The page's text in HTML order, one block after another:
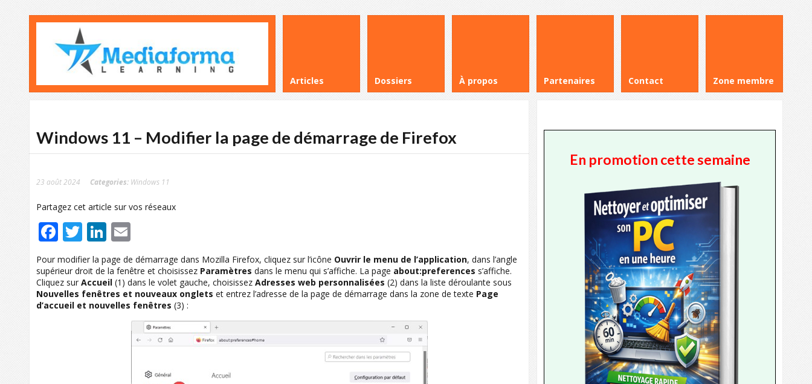
Articles Dossiers À propos Partenaires Contact Zone membre
Windows 11 – Modifier la page de démarrage de Firefox
23 août 2024 Categories: Windows 11
Partagez cet article sur vos réseaux
Facebook
TwitterLinkedIn
Pour modifier la page de démarrage dans Mozilla Firefox, cliquez sur l’icône Ouvrir le menu de l’application, dans l’angle
supérieur droit de la fenêtre et choisissez Paramètres dans le menu qui s’affiche. La page about:preferences s’affiche.
Cliquez sur Accueil (1) dans le volet gauche, choisissez Adresses web personnalisées (2) dans la liste déroulante sous
Nouvelles fenêtres et nouveaux onglets et entrez l’adresse de la page de démarrage dans la zone de texte Page
d’accueil et nouvelles fenêtres (3) :
En promotion cette semaine